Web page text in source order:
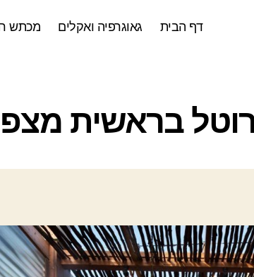
דף הבית גאוגרפיה ואקלים מכתש
ק
ר
בראשית